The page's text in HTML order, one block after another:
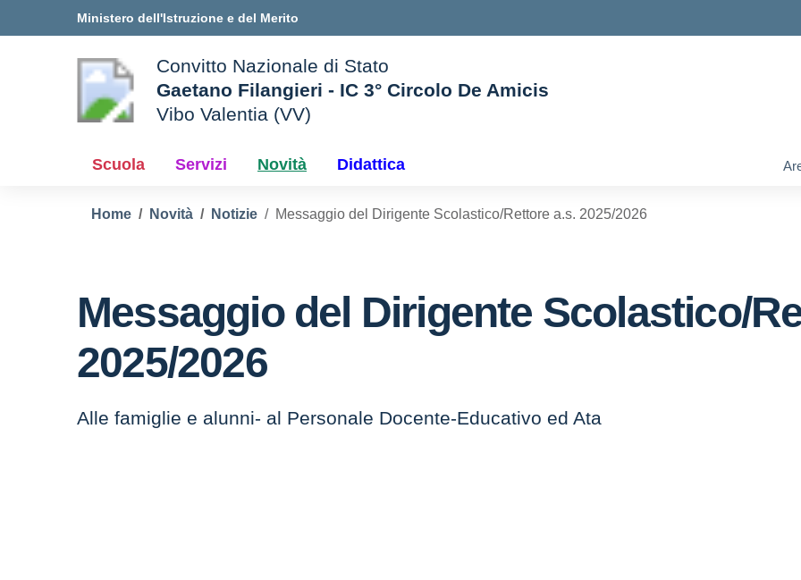
Ministero dell'Istruzione e del Merito
scuola
Convitto Nazionale di Stato
Gaetano Filangieri - IC 3° Circolo De Amicis
Vibo Valentia (VV)
Scuola Servizi Novità Didattica
Home Novità Notizie Messaggio del Dirigente Scolastico/Rettore a.s. 2025/2026
Messaggio del Dirigente Scolastico/
2025/2026
Alle famiglie e alunni- al Personale Docente-Educativo ed Ata